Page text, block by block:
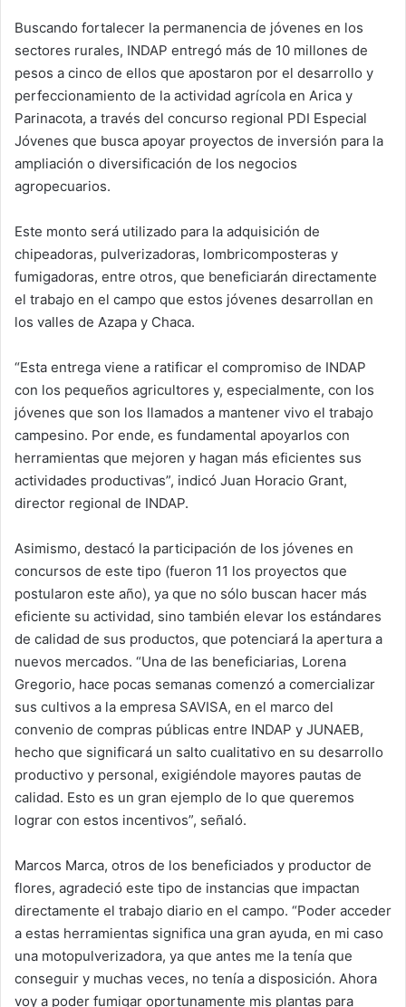
a
n
e
m
a
i
l
Buscando fortalecer la permanencia de jóvenes en los
sectores rurales, INDAP entregó más de 10 millones de
pesos a cinco de ellos que apostaron por el desarrollo y
perfeccionamiento de la actividad agrícola en Arica y
Parinacota, a través del concurso regional PDI Especial
Jóvenes que busca apoyar proyectos de inversión para la
ampliación o diversificación de los negocios
agropecuarios.
Este monto será utilizado para la adquisición de
chipeadoras, pulverizadoras, lombricomposteras y
fumigadoras, entre otros, que beneficiarán directamente
el trabajo en el campo que estos jóvenes desarrollan en
los valles de Azapa y Chaca.
“Esta entrega viene a ratificar el compromiso de INDAP
con los pequeños agricultores y, especialmente, con los
jóvenes que son los llamados a mantener vivo el trabajo
campesino. Por ende, es fundamental apoyarlos con
herramientas que mejoren y hagan más eficientes sus
actividades productivas”, indicó Juan Horacio Grant,
director regional de INDAP.
Asimismo, destacó la participación de los jóvenes en
concursos de este tipo (fueron 11 los proyectos que
postularon este año), ya que no sólo buscan hacer más
eficiente su actividad, sino también elevar los estándares
de calidad de sus productos, que potenciará la apertura a
nuevos mercados. “Una de las beneficiarias, Lorena
Gregorio, hace pocas semanas comenzó a comercializar
sus cultivos a la empresa SAVISA, en el marco del
convenio de compras públicas entre INDAP y JUNAEB,
hecho que significará un salto cualitativo en su desarrollo
productivo y personal, exigiéndole mayores pautas de
calidad. Esto es un gran ejemplo de lo que queremos
lograr con estos incentivos”, señaló.
Marcos Marca, otros de los beneficiados y productor de
flores, agradeció este tipo de instancias que impactan
directamente el trabajo diario en el campo. “Poder acceder
a estas herramientas significa una gran ayuda, en mi caso
una motopulverizadora, ya que antes me la tenía que
conseguir y muchas veces, no tenía a disposición. Ahora
voy a poder fumigar oportunamente mis plantas para